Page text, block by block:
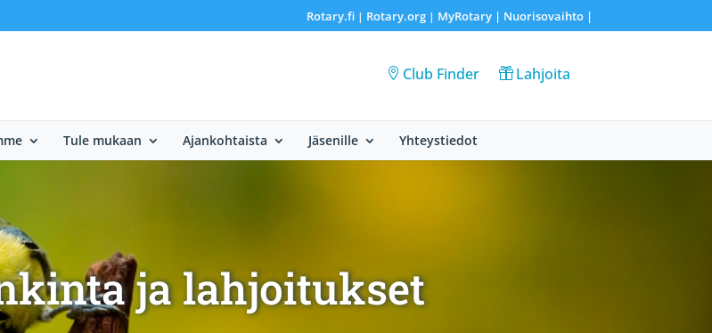
Rotary.fi| Rotary.org| MyRotary | Nuorisovaihto|
Club Finder Lahjoita
Tule mukaan Ajankohtaista Jäsenille Yhteystiedot
ja lahjoitukset